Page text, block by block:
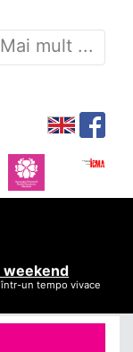
Mai mult ...
weekend
un tempo vivace